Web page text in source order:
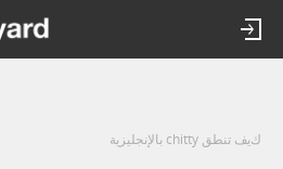
كيف تنطق chitty بالإنجليزية